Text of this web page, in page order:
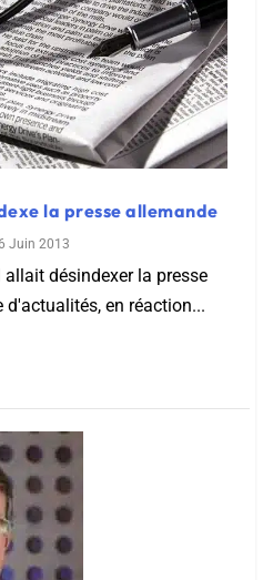
la presse allemande
Juin 2013
désindexer la presse
en réaction...